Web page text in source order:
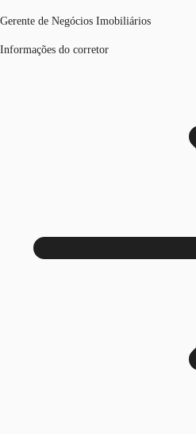
Gerente de Negócios Imobiliários
Informações do corretor